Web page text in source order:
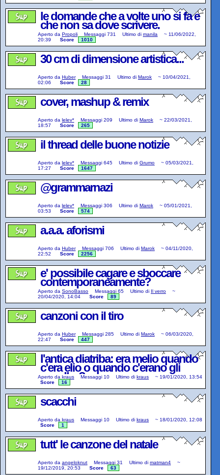
le domande che a volte uno si fa e
che non sa dove scrivere.
Aperto da Propoli Messaggi 731 Ultimo di manila ~ 11/06/2022,
20:39
Score 1010
30 cm di dimensione artistica...
Aperto da Huber Messaggi 31 Ultimo di Marok ~ 10/04/2021,
02:06
Score 28
cover, mashup & remix
Aperto da lelev* Messaggi 209 Ultimo di Marok ~ 22/03/2021,
18:57
Score 265
il thread delle buone notizie
Aperto da lelev* Messaggi 645 Ultimo di Grumo ~ 05/03/2021,
17:27
Score 1647
@grammarnazi
Aperto da lelev* Messaggi 306 Ultimo di Marok ~ 05/01/2021,
03:53
Score 574
a.a.a. aforismi
Aperto da Huber Messaggi 706 Ultimo di Marok ~ 04/11/2020,
22:52
Score 2256
e' possibile cagare e sboccare
contemporaneamente?
Aperto da SonoBasso Messaggi 65 Ultimo di Il verro
~
20/04/2020, 14:04
Score 89
canzoni con il tiro
Aperto da Huber Messaggi 285 Ultimo di Marok ~ 06/03/2020,
22:47
Score 447
l'antica diatriba: era melio quando
c'era elio o quando c'erano gli
squallor?
Aperto da kraus Messaggi 10 Ultimo di kraus ~ 19/01/2020, 13:54
Score
16
scacchi
Aperto da kraus Messaggi 10 Ultimo di kraus ~ 18/01/2020, 12:08
Score
1
tutt' le canzone del natale
Aperto da angeloknut Messaggi 31 Ultimo di matman4
~
19/12/2019, 20:53
Score 63